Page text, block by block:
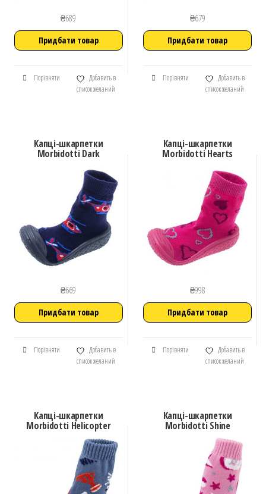
₴689
Придбати товар
Порівняти
Добавить в
список желаний
₴679
Придбати товар
Порівняти
Добавить в
список желаний
Капці-шкарпетки
Morbidotti Dark
₴669
Придбати товар
Порівняти
Добавить в
список желаний
Капці-шкарпетки
Morbidotti Hearts
₴998
Придбати товар
Порівняти
Добавить в
список желаний
Капці-шкарпетки
Morbidotti Helicopter
Капці-шкарпетки
Morbidotti Shine